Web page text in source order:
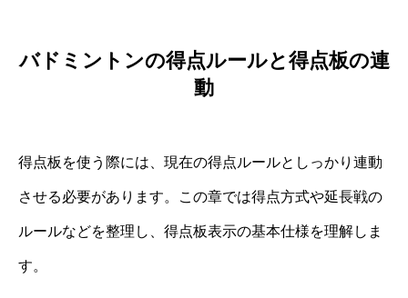
バドミントンの得点ルールと得点板の連
動
得点板を使う際には、現在の得点ルールとしっかり連動
させる必要があります。この章では得点方式や延長戦の
ルールなどを整理し、得点板表示の基本仕様を理解しま
す。